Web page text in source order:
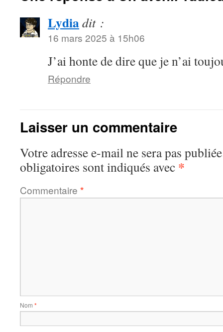
Lydiadit :
16 mars 2025 à 15h06
J’ai honte de dire que je n’ai
Répondre
Laisser un commentaire
Votre adresse e-mail ne sera pas
obligatoires sont indiqués avec *
Commentaire *
Nom *